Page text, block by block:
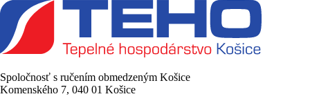
Spoločnosť s ručením obmedzeným Košice
Komenského 7, 040 01 Košice